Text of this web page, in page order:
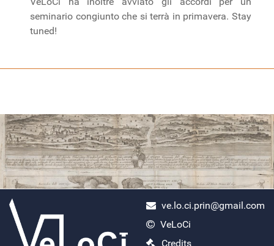
seminario congiunto che si terrà in primavera. Stay
tuned!
ercolano scavi
ve.lo.ci.prin@gmail.com
VeLoCi
Credits